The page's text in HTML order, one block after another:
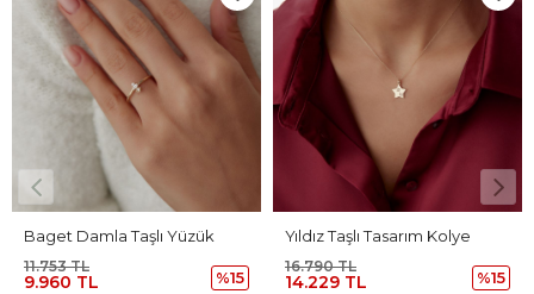
%15
Yıldız Taşlı Tasarım Kolye
14.229 TL %15 37.896 TL
44.717 TL